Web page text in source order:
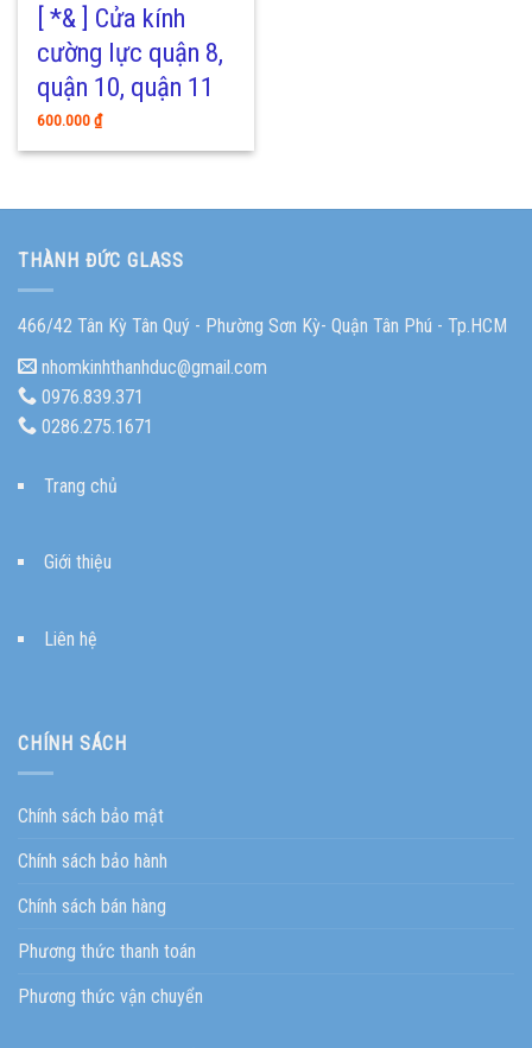
[ *& ] Cửa kính
cường lực quận 8,
quận 10, quận 11
600.000₫
THÀNH ĐỨC GLASS
466/42 Tân Kỳ Tân Quý - Phường Sơn Kỳ- Quận Tân Phú - Tp.HCM
nhomkinhthanhduc@gmail.com
0976.839.371
0286.275.1671
Trang chủ
Giới thiệu
Liên hệ
CHÍNH SÁCH
Chính sách bảo mật
Chính sách bảo hành
Chính sách bán hàng
Phương thức thanh toán
Phương thức vận chuyển